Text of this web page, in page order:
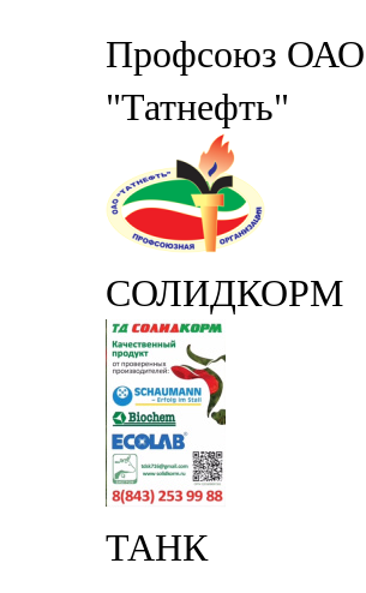
Профсоюз ОАО
"Татнефть"
СОЛИДКОРМ
ТАНК